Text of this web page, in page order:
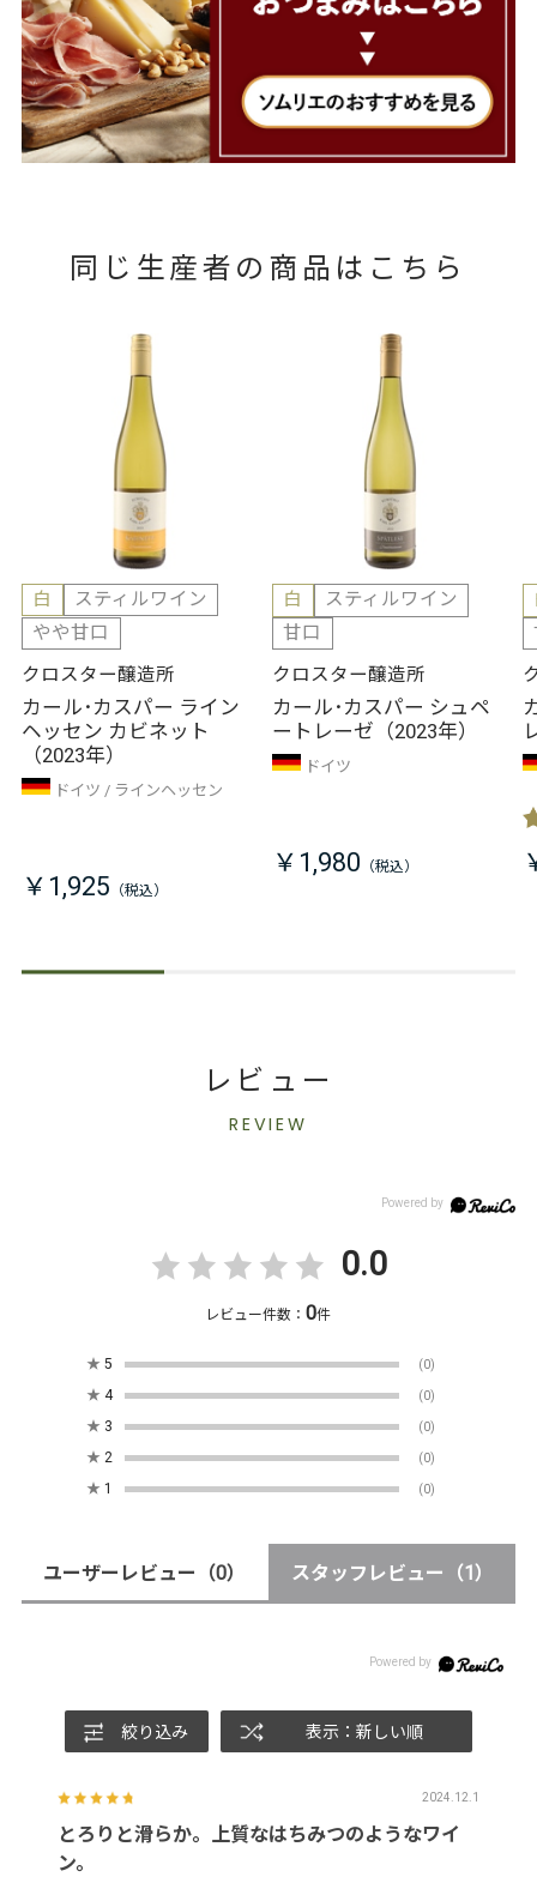
同じ生産者の商品はこちら
白
スティルワイン
やや甘口
クロスター醸造所
カール･カスパー ライン
ヘッセン カビネット
（2023年）
ドイツ ラインヘッセン
￥1,925
白
スティルワイン
甘口
クロスター醸造所
カール･カスパー シュペ
ートレーゼ（2023年）
ドイツ
￥1,980
レビュー
REVIEW
0.0
レビュー件数：0件
★ 5 (0)
★ 4 (0)
★ 3 (0)
★ 2 (0)
★ 1 (0)
ユーザーレビュー （0） スタッフレビュー （1）
絞り込み 表示：新しい順
2024.12.1
とろりと滑らか。上質なはちみつのようなワイ
ン。